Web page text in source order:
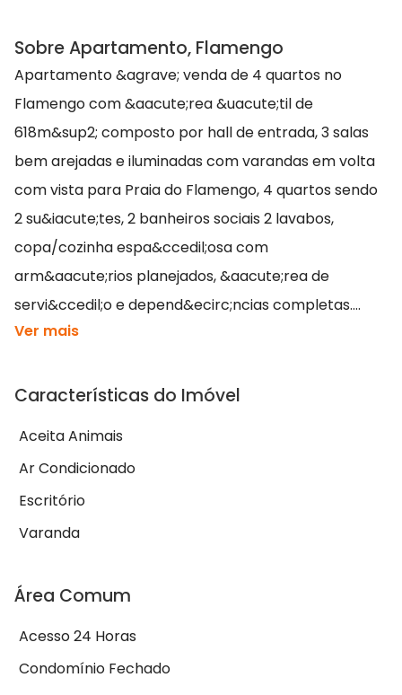
Sobre Apartamento, Flamengo
Apartamento &agrave; venda de 4 quartos no
Flamengo com &aacute;rea &uacute;til de
618m&sup2; composto por hall de entrada, 3 salas
bem arejadas e iluminadas com varandas em volta
com vista para Praia do Flamengo, 4 quartos sendo
2 su&iacute;tes, 2 banheiros sociais 2 lavabos,
copa/cozinha espa&ccedil;osa com
arm&aacute;rios planejados, &aacute;rea de
servi&ccedil;o e depend&ecirc;ncias completas....
Ver mais
Características do Imóvel
Aceita Animais
Ar Condicionado
Escritório
Varanda
Área Comum
Acesso 24 Horas
Condomínio Fechado